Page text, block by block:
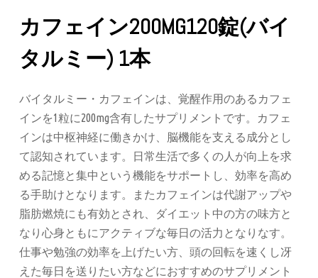
カフェイン200MG120錠(バイ
タルミー) 1本
バイタルミー・カフェインは、覚醒作用のあるカフェ
インを1粒に200mg含有したサプリメントです。カフェ
インは中枢神経に働きかけ、脳機能を支える成分とし
て認知されています。日常生活で多くの人が向上を求
める記憶と集中という機能をサポートし、効率を高め
る手助けとなります。またカフェインは代謝アップや
脂肪燃焼にも有効とされ、ダイエット中の方の味方と
なり心身ともにアクティブな毎日の活力となりなす。
仕事や勉強の効率を上げたい方、頭の回転を速くし冴
えた毎日を送りたい方などにおすすめのサプリメント